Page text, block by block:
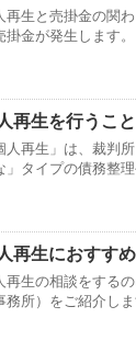
再生と売掛金の関
掛金が発生します
再生を行うこ
人再生」は、裁判
」タイプの債務整
再生におすす
再生の相談をする
務所）をご紹介し